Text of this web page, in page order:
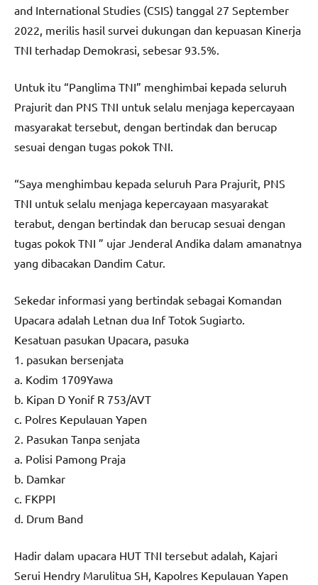
and International Studies (CSIS) tanggal 27 September
2022, merilis hasil survei dukungan dan kepuasan Kinerja
TNI terhadap Demokrasi, sebesar 93.5%.
Untuk itu “Panglima TNI” menghimbai kepada seluruh
Prajurit dan PNS TNI untuk selalu menjaga kepercayaan
masyarakat tersebut, dengan bertindak dan berucap
sesuai dengan tugas pokok TNI.
“Saya menghimbau kepada seluruh Para Prajurit, PNS
TNI untuk selalu menjaga kepercayaan masyarakat
terabut, dengan bertindak dan berucap sesuai dengan
tugas pokok TNI ” ujar Jenderal Andika dalam amanatnya
yang dibacakan Dandim Catur.
Sekedar informasi yang bertindak sebagai Komandan
Upacara adalah Letnan dua Inf Totok Sugiarto.
Kesatuan pasukan Upacara, pasuka
1. pasukan bersenjata
a. Kodim 1709Yawa
b. Kipan D Yonif R 753/AVT
c. Polres Kepulauan Yapen
2. Pasukan Tanpa senjata
a. Polisi Pamong Praja
b. Damkar
c. FKPPI
d. Drum Band
Hadir dalam upacara HUT TNI tersebut adalah, Kajari
Serui Hendry Marulitua SH, Kapolres Kepulauan Yapen